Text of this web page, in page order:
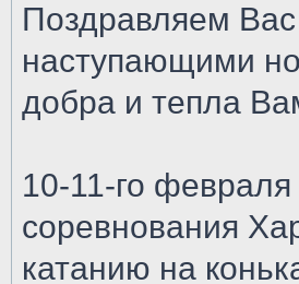
Поздравляем
наступающими
добра и тепла
10-11-го
соревнования
катанию на